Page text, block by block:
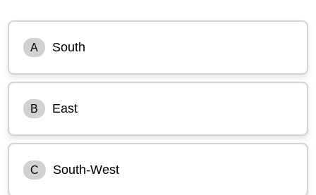
A South
B East
C South-West